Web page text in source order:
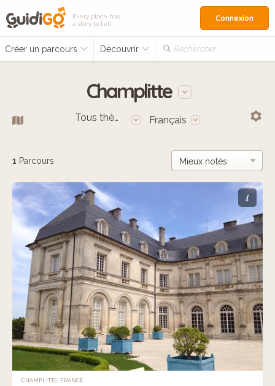
Every place has
a story to tell
Créer un parcours Découvrir Rechercher…
Connexion
Champlitte
Tous thèmes Français
1 Parcours
i
CHAMPLITTE, FRANCE